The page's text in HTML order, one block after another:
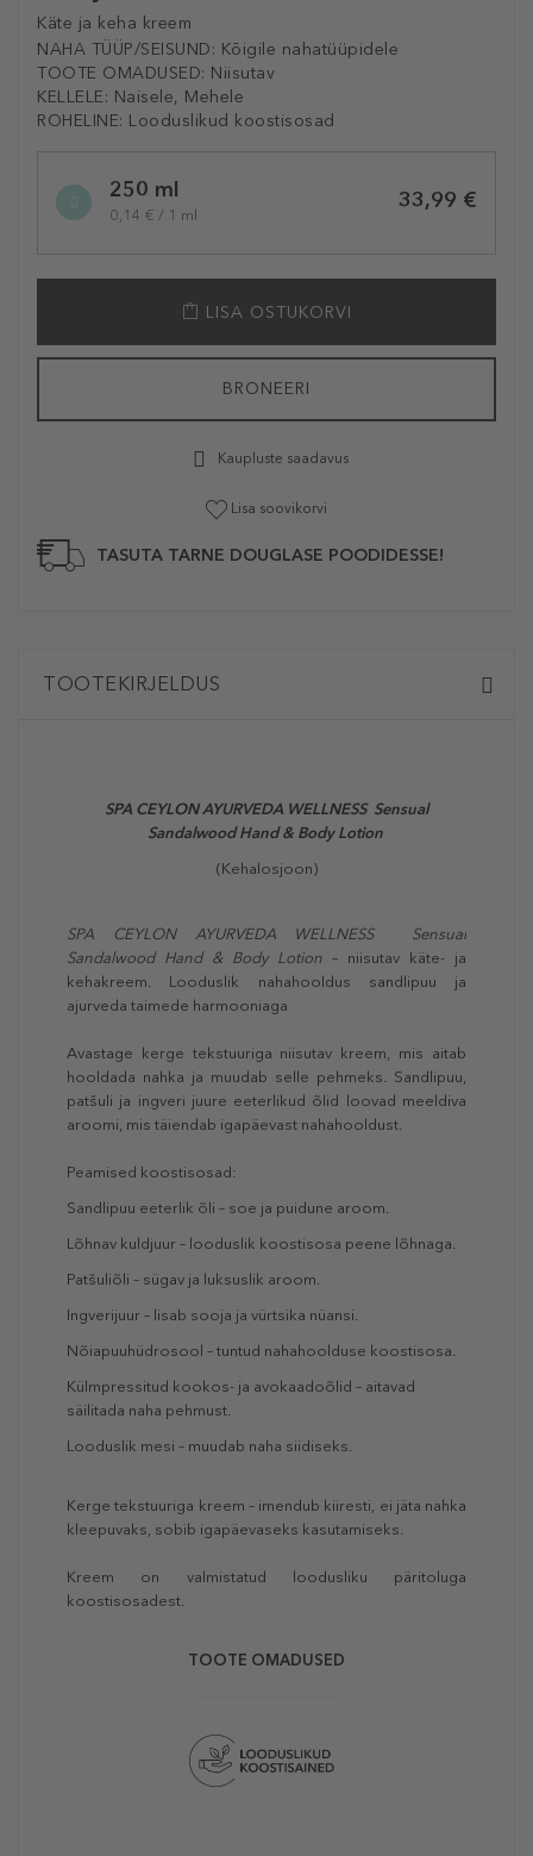
Käte ja keha kreem
NAHA TÜÜP/SEISUND: Kõigile nahatüüpidele
TOOTE OMADUSED: Niisutav
KELLELE: Naisele, Mehele
ROHELINE: Looduslikud koostisosad
variation250 ml
0,14 € / 1 ml
33,99 €
LISA OSTUKORVI
BRONEERI
Kaupluste saadavus
Lisa soovikorvi
TASUTA TARNE DOUGLASE POODIDESSE!
TOOTEKIRJELDUS
SPA CEYLON AYURVEDA WELLNESS Sensual
Sandalwood Hand & Body Lotion
(Kehalosjoon)
SPA CEYLON AYURVEDA WELLNESS Sensual
Sandalwood Hand & Body Lotion – niisutav käte- ja
kehakreem. Looduslik nahahooldus sandlipuu ja
ajurveda taimede harmooniaga
Avastage kerge tekstuuriga niisutav kreem, mis aitab
hooldada nahka ja muudab selle pehmeks. Sandlipuu,
patšuli ja ingveri juure eeterlikud õlid loovad meeldiva
aroomi, mis täiendab igapäevast nahahooldust.
Peamised koostisosad:
Sandlipuu eeterlik õli – soe ja puidune aroom.
Lõhnav kuldjuur – looduslik koostisosa peene lõhnaga.
Patšuliõli – sügav ja luksuslik aroom.
Ingverijuur – lisab sooja ja vürtsika nüansi.
Nõiapuuhüdrosool – tuntud nahahoolduse koostisosa.
Külmpressitud kookos- ja avokaadoõlid – aitavad
säilitada naha pehmust.
Looduslik mesi – muudab naha siidiseks.
Kerge tekstuuriga kreem – imendub kiiresti, ei jäta nahka
kleepuvaks, sobib igapäevaseks kasutamiseks.
Kreem on valmistatud loodusliku päritoluga
koostisosadest.
TOOTE OMADUSED